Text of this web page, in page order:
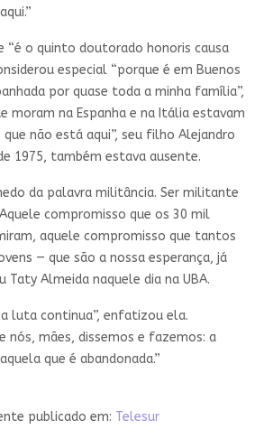
“é o quinto doutorado honoris causa
especial “porque é em Buenos
por quase toda a minha família”,
moram na Espanha e na Itália estavam
não está aqui”, seu filho Alejandro
1975, também estava ausente.
da palavra militância. Ser militante
compromisso que os 30 mil
aquele compromisso que tantos
— que são a nossa esperança, já
Taty Almeida naquele dia na UBA.
luta continua”, enfatizou ela.
nós, mães, dissemos e fazemos: a
que é abandonada.”
publicado em: Telesur